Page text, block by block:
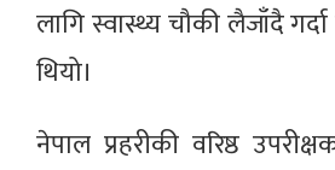
लागि स्वास्थ्य चौकी लैजाँदै
थियो।
नेपाल प्रहरीकी वरिष्ठ